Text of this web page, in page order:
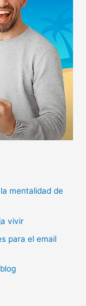
mentalidad de
vivir
para el email